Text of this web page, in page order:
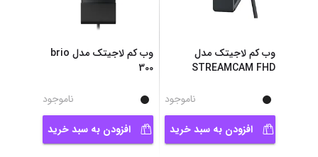
وب کم لاجیتک مدل
STREAMCAM FHD
ناموجود
افزودن به سبد خرید
وب کم لاجیتک مدل brio
300
ناموجود
افزودن به سبد خرید